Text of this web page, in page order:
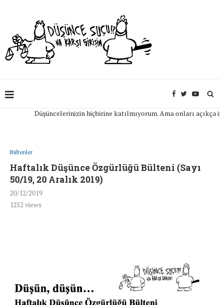
Düşüncelerinizin hiçbirine katılmıyorum. Ama onları açıkça
Bültenler
Haftalık Düşünce Özgürlüğü Bülteni (Sayı
50/19, 20 Aralık 2019)
20/12/2019
1252 views